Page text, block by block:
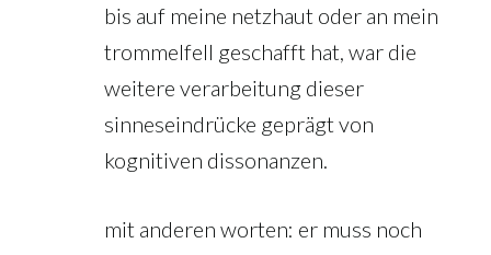
bis auf meine netzhaut oder an mein
trommelfell geschafft hat, war die
weitere verarbeitung dieser
sinneseindrücke geprägt von
kognitiven dissonanzen.
mit anderen worten: er muss noch